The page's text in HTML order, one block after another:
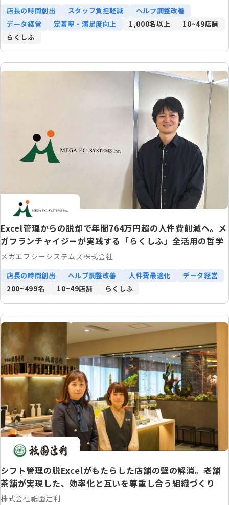
店長の時間創出 スタッフ負担軽減
ヘルプ調整改善
データ経営
定着率・満足度向上 1,000名以上
10~49店舗
らくしふ
Excel管理からの脱却で年間764万円超の人件費削減へ。メ
ガフランチャイジーが実践する「らくしふ」全活用の哲学
メガエフシーシステムズ株式会社
店長の時間創出 ヘルプ調整改善 人件費最適化
データ経営
200~499名
10~49店舗 らくしふ
シフト管理の脱Excelがもたらした店舗の壁の解消。老舗
茶舗が実現した、効率化と互いを尊重し合う組織づくり
株式会社祇園辻利